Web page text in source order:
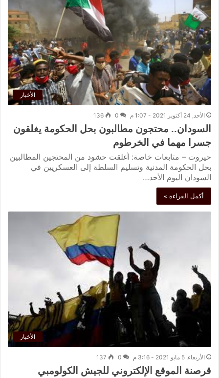
الأخبار
الأحد, 24 أكتوبر 2021 - 1:07 م 0
136
السودان.. محتجون مطالبون بحل الحكومة يغلقون
جسرا مهما في الخرطوم
حيروت – متابعات خاصة: أغلقت حشود من المحتجين المطالبين
بحل الحكومة المدنية وتسليم السلطة إلى العسكريين في
السودان اليوم الأحد…
أكمل القراءة »
الأخبار
الأربعاء, 5 مايو 2021 - 3:16 م 0
137
قرصنة الموقع الإلكتروني للجيش الكولومبي